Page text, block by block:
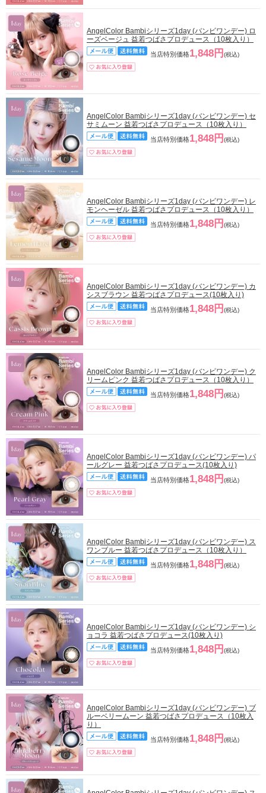
AngelColor Bambiシリーズ1day (バンビワンデー) ロ
ーズベージュ 益若つばさプロデュース（10枚入り）
当店特別価格1,848円 (税込)
AngelColor Bambiシリーズ1day (バンビワンデー) セ
サミムーン 益若つばさプロデュース（10枚入り）
当店特別価格1,848円 (税込)
AngelColor Bambiシリーズ1day (バンビワンデー) レ
モンヘーゼル 益若つばさプロデュース（10枚入り）
当店特別価格1,848円 (税込)
AngelColor Bambiシリーズ1day (バンビワンデー) カ
シスブラウン 益若つばさプロデュース(10枚入り)
当店特別価格1,848円 (税込)
AngelColor Bambiシリーズ1day (バンビワンデー) ク
リームピンク 益若つばさプロデュース（10枚入り）
当店特別価格1,848円 (税込)
AngelColor Bambiシリーズ1day (バンビワンデー) パ
ールグレー 益若つばさプロデュース(10枚入り)
当店特別価格1,848円 (税込)
AngelColor Bambiシリーズ1day (バンビワンデー) ス
ワンブルー 益若つばさプロデュース（10枚入り）
当店特別価格1,848円 (税込)
AngelColor Bambiシリーズ1day (バンビワンデー) シ
ョコラ 益若つばさプロデュース(10枚入り)
当店特別価格1,848円 (税込)
AngelColor Bambiシリーズ1day (バンビワンデー) ブ
ルーベリームーン 益若つばさプロデュース（10枚入
り）
当店特別価格1,848円 (税込)